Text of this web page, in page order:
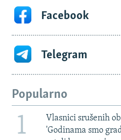
Facebook
Telegram
Popularno
1
Vlasnici srušenih
'Godinama smo